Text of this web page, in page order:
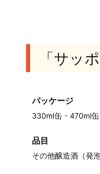
「サッ
パッケージ
330ml缶・470ml缶
品目
その他醸造酒（発